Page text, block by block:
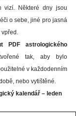
vizí. Některé dny jsou
o sebe, jiné pro jasná
vpřed.
PDF astrologického
tak, aby bylo
v každodenním
nebo vytištěné.
kalendář – leden